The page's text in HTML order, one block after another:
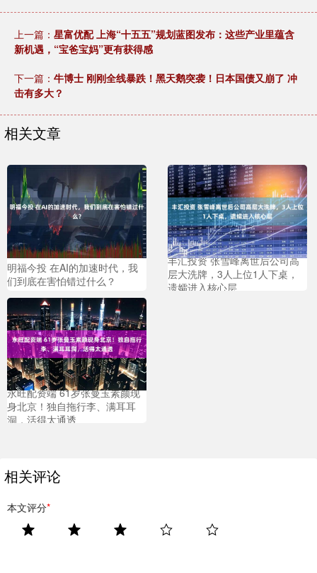
上一篇： 星富优配 上海“十五五”规划蓝图发布：这些产业里蕴含
新机遇，“宝爸宝妈”更有获得感
下一篇： 牛博士 刚刚全线暴跌！黑天鹅突袭！日本国债又崩了 冲
击有多大？
相关文章
明福今投 在AI的加速时代，我
们到底在害怕错过什么？
丰汇投资 张雪峰离世后公司高
层大洗牌，3人上位1人下桌，
遗孀进入核心层
永旺配资端 61岁张曼玉素颜现
身北京！独自拖行李、满耳耳
洞，活得太通透
相关评论
本文评分*